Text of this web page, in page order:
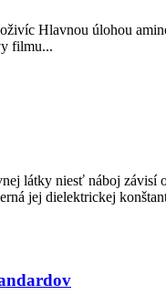
Hlavnou úlohou
filmu...
látky niesť náboj
jej dielektrickej